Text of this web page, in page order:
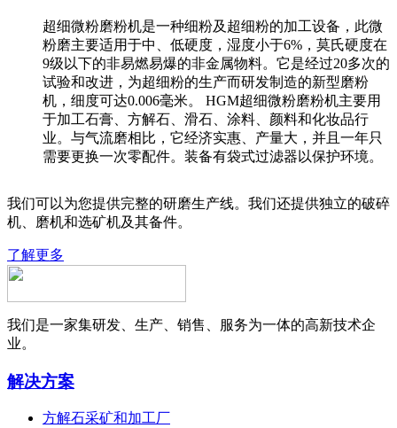
超细微粉磨粉机是一种细粉及超细粉的加工设备，此微
粉磨主要适用于中、低硬度，湿度小于6%，莫氏硬度在
9级以下的非易燃易爆的非金属物料。它是经过20多次的
试验和改进，为超细粉的生产而研发制造的新型磨粉
机，细度可达0.006毫米。 HGM超细微粉磨粉机主要用
于加工石膏、方解石、滑石、涂料、颜料和化妆品行
业。与气流磨相比，它经济实惠、产量大，并且一年只
需要更换一次零配件。装备有袋式过滤器以保护环境。
我们可以为您提供完整的研磨生产线。我们还提供独立的破碎
机、磨机和选矿机及其备件。
了解更多
我们是一家集研发、生产、销售、服务为一体的高新技术企
业。
解决方案
方解石采矿和加工厂